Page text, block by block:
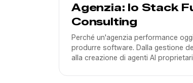
Agenzia: lo Stack
Consulting
Perché un'agenzia performance
produrre software. Dalla gestione
alla creazione di agenti AI
2026.